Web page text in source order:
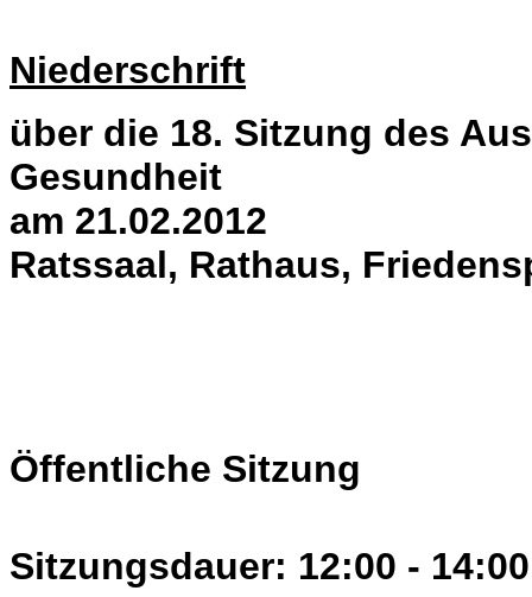
Niederschrift
über die 18. Sitzung des
Gesundheit
am 21.02.2012
Ratssaal, Rathaus,
Öffentliche Sitzung
Sitzungsdauer: 12:00 -